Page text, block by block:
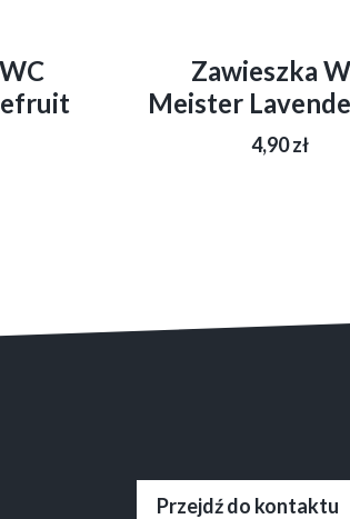
Zawieszka
Meister
4,90zł
Przejdź do kontaktu